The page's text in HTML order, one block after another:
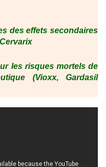
des effets secondaires
les risques mortels de
(Vioxx, Gardasil